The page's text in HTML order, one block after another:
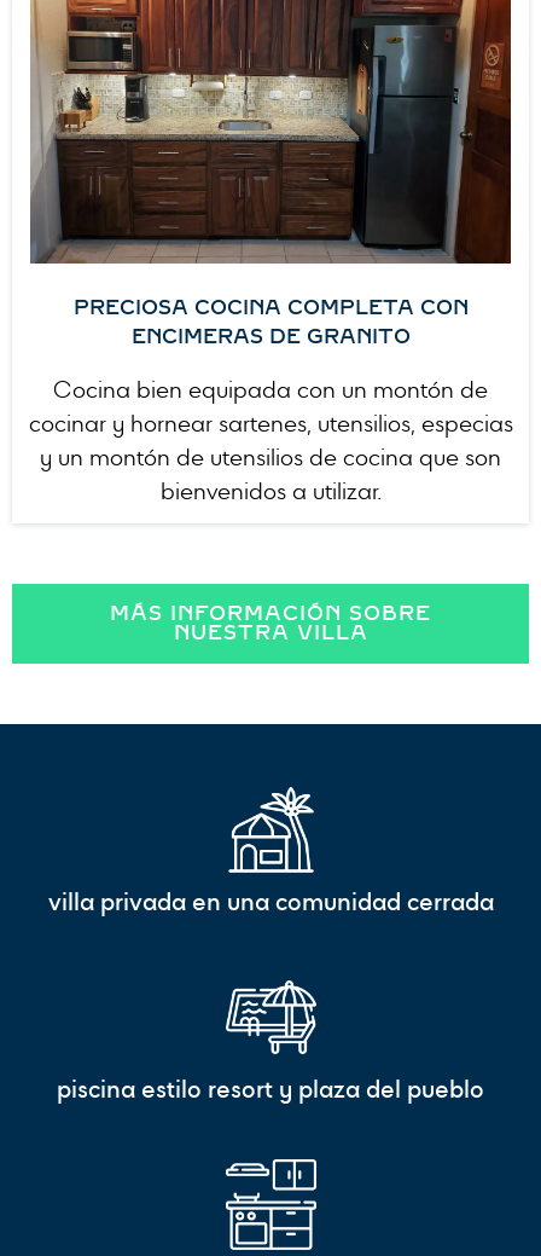
PRECIOSA COCINA COMPLETA CON
ENCIMERAS DE GRANITO
Cocina bien equipada con un montón de
cocinar y hornear sartenes, utensilios, especias
y un montón de utensilios de cocina que son
bienvenidos a utilizar.
MÁS INFORMACIÓN SOBRE
NUESTRA VILLA
villa privada en una comunidad cerrada
piscina estilo resort y plaza del pueblo